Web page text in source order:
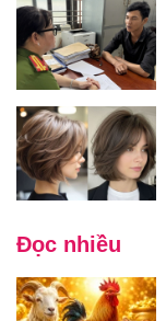
Đọc nhiều